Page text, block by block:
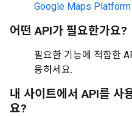
Google Maps Platform
어떤 API가 필요한가요?
필요한 기능에 적합한
용하세요.
내 사이트에서 API를 사
요?